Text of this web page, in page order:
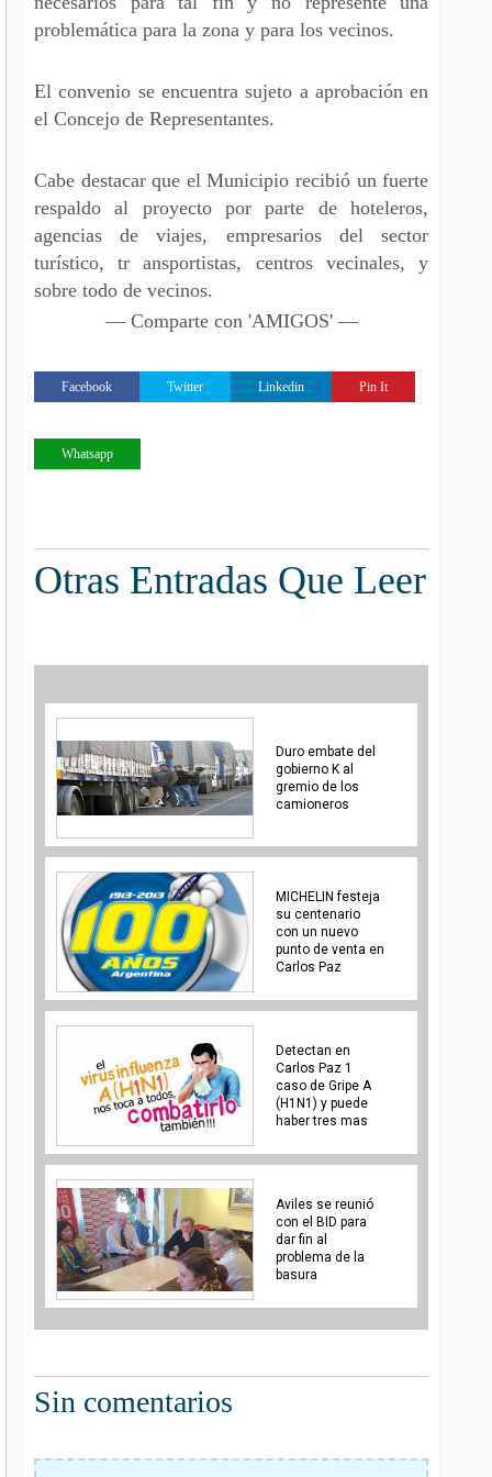
problemática para la zona y para los vecinos.
El convenio se encuentra sujeto a aprobación en
el Concejo de Representantes.
Cabe destacar que el Municipio recibió un fuerte
respaldo al proyecto por parte de hoteleros,
agencias de viajes, empresarios del sector
turístico, tr ansportistas, centros vecinales, y
sobre todo de vecinos.
— Comparte con 'AMIGOS' —
Facebook Twitter Linkedin Pin It
Whatsapp
Otras Entradas Que Leer
Duro embate del
gobierno K al
gremio de los
camioneros
MICHELIN festeja
su centenario
con un nuevo
punto de venta en
Carlos Paz
Detectan en
Carlos Paz 1
caso de Gripe A
(H1N1) y puede
haber tres mas
Aviles se reunió
con el BID para
dar fin al
problema de la
basura
Sin comentarios